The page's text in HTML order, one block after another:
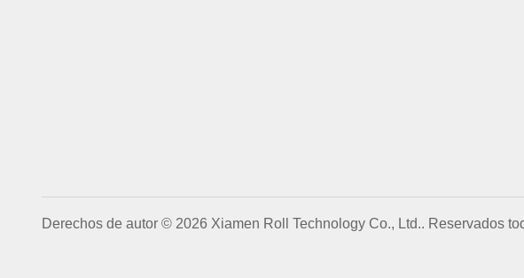
Derechos de autor © 2026 Xiamen Roll Technology Co., Ltd.. Reservados